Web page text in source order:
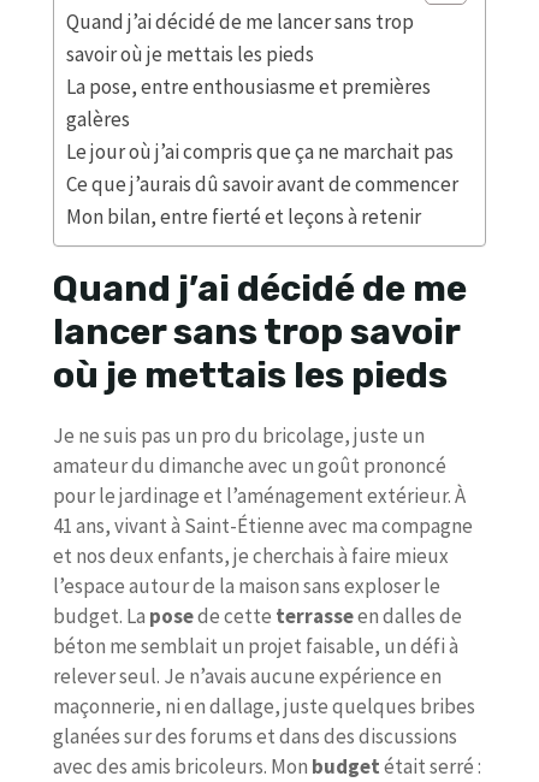
Quand j’ai décidé de me lancer sans trop
savoir où je mettais les pieds
La pose, entre enthousiasme et premières
galères
Le jour où j’ai compris que ça ne marchait pas
Ce que j’aurais dû savoir avant de commencer
Mon bilan, entre fierté et leçons à retenir
Quand j’ai décidé de me
lancer sans trop savoir
où je mettais les pieds
Je ne suis pas un pro du bricolage, juste un
amateur du dimanche avec un goût prononcé
pour le jardinage et l’aménagement extérieur. À
41 ans, vivant à Saint-Étienne avec ma compagne
et nos deux enfants, je cherchais à faire mieux
l’espace autour de la maison sans exploser le
budget. La posede cette terrasseen dalles de
béton me semblait un projet faisable, un défi à
relever seul. Je n’avais aucune expérience en
maçonnerie, ni en dallage, juste quelques bribes
glanées sur des forums et dans des discussions
avec des amis bricoleurs. Mon budgetétait serré :